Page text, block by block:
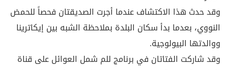
وقد حدث هذا الاكتشاف عندما أجرت الصديقتان فحصاً للحمض
النووي، بعدما بدأ سكان البلدة بملاحظة الشبه بين إيكاترينا
ووالدتها البيولوجية.
وقد شاركت الفتاتان في برنامج للم شمل العوائل على قناة